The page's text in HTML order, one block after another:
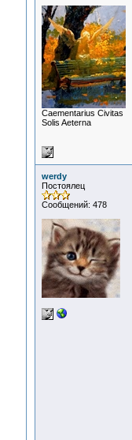
Сaementarius Civitas
Solis Aeterna
werdy
Постоялец
Сообщений: 478